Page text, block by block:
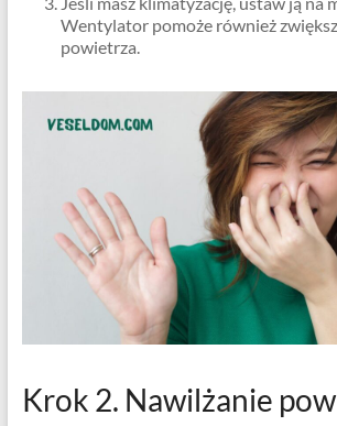
Wentylator pomoże również
powietrza.
Krok 2. Nawilżanie